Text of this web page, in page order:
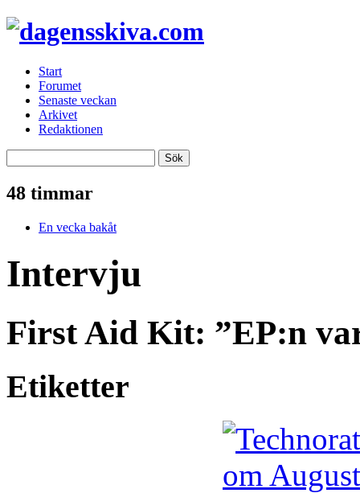
Start
Forumet
Senaste veckan
Arkivet
Redaktionen
48 timmar
En vecka bakåt
Intervju
First Aid Kit: ”EP:n
Etiketter